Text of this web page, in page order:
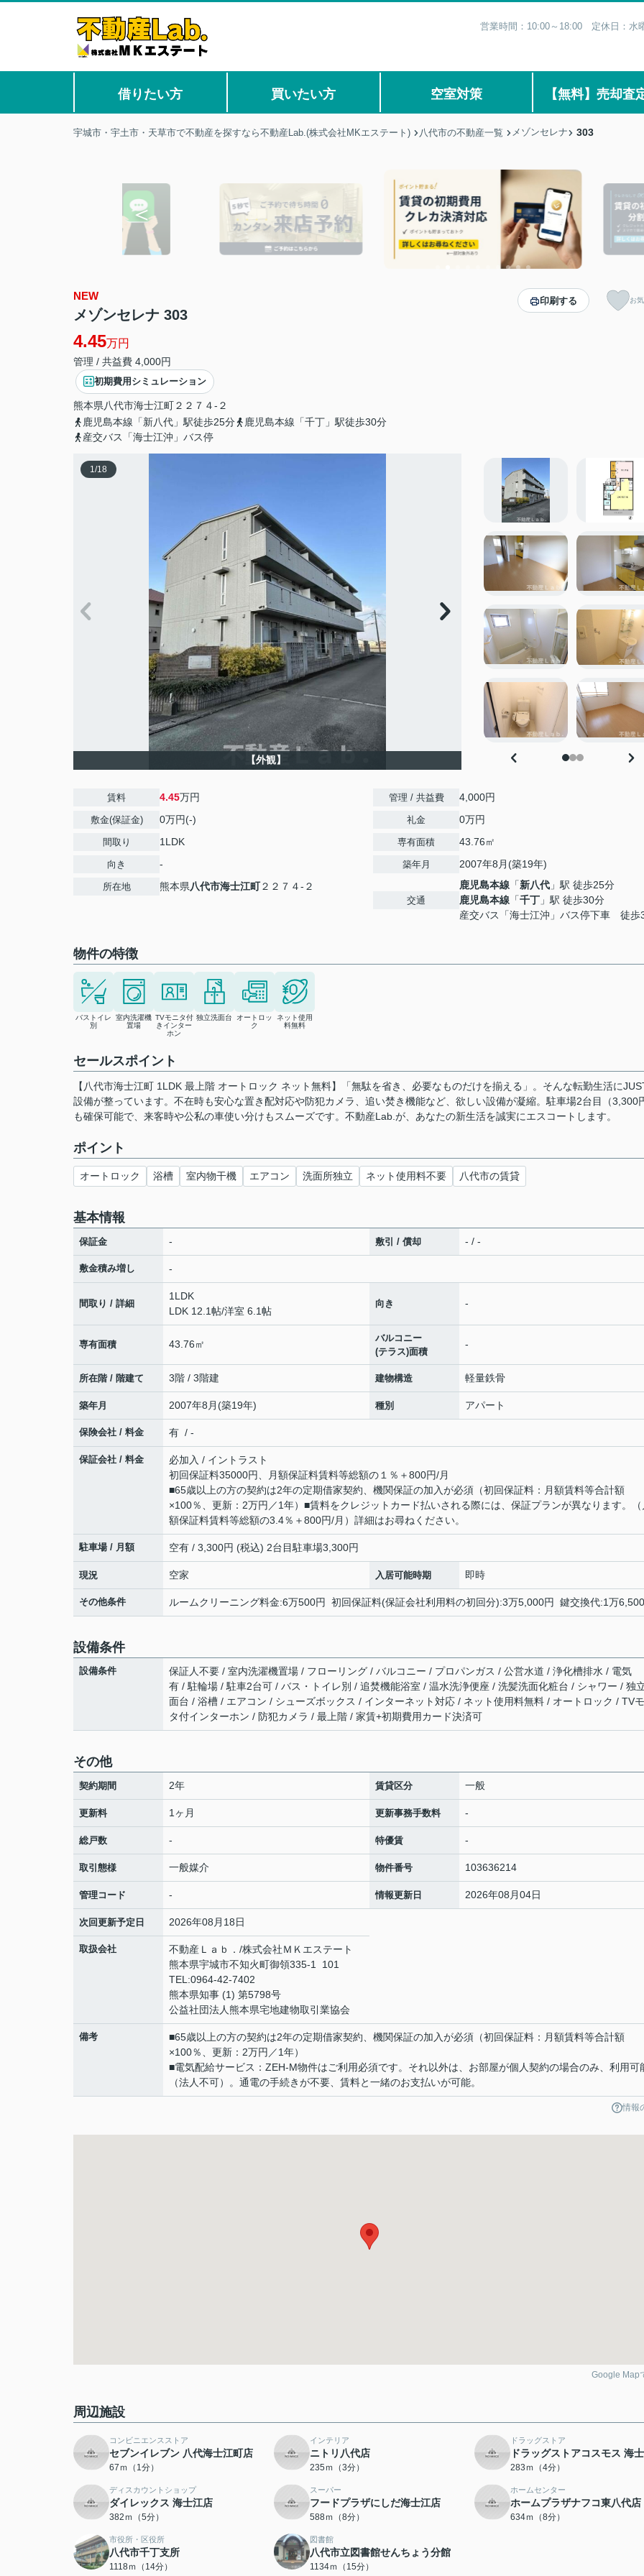
営業時間：10:00～18:00 定休日：水
借りたい方 買いたい方 空室対策 【無料】売却査
宇城市・宇土市・天草市で不動産を探すなら不動産Lab.(株式会社MKエステート) 八代市の不動産一覧 メゾンセレナ 303
NEW
メゾンセレナ 303
4.45万円
管理 / 共益費 4,000円
初期費用シミュレーション
熊本県八代市海士江町２２７４-２
鹿児島本線「新八代」駅徒歩25分
鹿児島本線「千丁」駅徒歩30分
産交バス「海士江沖」バス停
印刷する お
1 /18
【外観】
賃料 4.45万円
敷金(保証金) 0万円(-)
間取り 1LDK
向き -
所在地 熊本県八代市海士江町２２７４-２
管理 / 共益費 4,000円
礼金 0万円
専有面積 43.76㎡
築年月 2007年8月(築19年)
交通
鹿児島本線 「新八代 」駅 徒歩25分
鹿児島本線 「千丁 」駅 徒歩30分
産交バス「海士江沖」バス停下車 徒歩
物件の特徴
バストイレ
別
室内洗濯機
置場
TVモニタ付
きインター
ホン
独立洗面台
オートロッ
ク
ネット使用
料無料
セールスポイント
【八代市海士江町 1LDK 最上階 オートロック ネット無料】「無駄を省き、必要なものだけを揃える」。そんな転勤生活に
設備が整っています。不在時も安心な置き配対応や防犯カメラ、追い焚き機能など、欲しい設備が凝縮。駐車場2台目（3,300
も確保可能で、来客時や公私の車使い分けもスムーズです。不動産Lab.が、あなたの新生活を誠実にエスコートします。
ポイント
オートロック 浴槽 室内物干機 エアコン 洗面所独立 ネット使用料不要 八代市の賃貸
基本情報
保証金 - 敷引 / 償却 - / -
敷金積み増し -
間取り / 詳細
1LDK
LDK 12.1帖/洋室 6.1帖
向き -
専有面積 43.76㎡
バルコニー
(テラス)面積
-
所在階 / 階建て 3階 / 3階建 建物構造 軽量鉄骨
築年月 2007年8月(築19年) 種別 アパート
保険会社 / 料金 有 / -
保証会社 / 料金
必加入 / イントラスト
初回保証料35000円、月額保証料賃料等総額の１％＋800円/月
■65歳以上の方の契約は2年の定期借家契約、機関保証の加入が必須（初回保証料：月額賃料等合計額
×100％、更新：2万円／1年）■賃料をクレジットカード払いされる際には、保証プランが異なります。（
額保証料賃料等総額の3.4％＋800円/月）詳細はお尋ねください。
駐車場 / 月額 空有 / 3,300円 (税込) 2台目駐車場3,300円
現況 空家 入居可能時期 即時
その他条件 ルームクリーニング料金:6万500円 初回保証料(保証会社利用料の初回分):3万5,000円 鍵交換代:1万
設備条件
設備条件
保証人不要 / 室内洗濯機置場 / フローリング / バルコニー / プロパンガス / 公営水道 / 浄化槽排水 / 電気
有 / 駐輪場 / 駐車2台可 / バス・トイレ別 / 追焚機能浴室 / 温水洗浄便座 / 洗髪洗面化粧台 / シャワー / 独
面台 / 浴槽 / エアコン / シューズボックス / インターネット対応 / ネット使用料無料 / オートロック / TV
タ付インターホン / 防犯カメラ / 最上階 / 家賃+初期費用カード決済可
その他
契約期間 2年 賃貸区分 一般
更新料 1ヶ月 更新事務手数料 -
総戸数 - 特優賃 -
取引態様 一般媒介 物件番号 103636214
管理コード - 情報更新日 2026年08月04日
次回更新予定日 2026年08月18日
取扱会社
不動産Ｌａｂ．/株式会社ＭＫエステート
熊本県宇城市不知火町御領335-1 101
TEL:0964-42-7402
熊本県知事 (1) 第5798号
公益社団法人熊本県宅地建物取引業協会
備考
■65歳以上の方の契約は2年の定期借家契約、機関保証の加入が必須（初回保証料：月額賃料等合計額
×100％、更新：2万円／1年）
■電気配給サービス：ZEH-M物件はご利用必須です。それ以外は、お部屋が個人契約の場合のみ、利用可
（法人不可）。通電の手続きが不要、賃料と一緒のお支払いが可能。
情報
Google Map
周辺施設
コンビニエンスストア
セブンイレブン 八代海士江町店
67ｍ（1分）
インテリア
ニトリ八代店
235ｍ（3分）
ドラッグストア
ドラッグストアコスモス 海
283ｍ（4分）
ディスカウントショップ
ダイレックス 海士江店
382ｍ（5分）
スーパー
フードプラザにしだ海士江店
588ｍ（8分）
ホームセンター
ホームプラザナフコ東八代店
634ｍ（8分）
市役所・区役所
八代市千丁支所
1118ｍ（14分）
図書館
八代市立図書館せんちょう分館
1134ｍ（15分）